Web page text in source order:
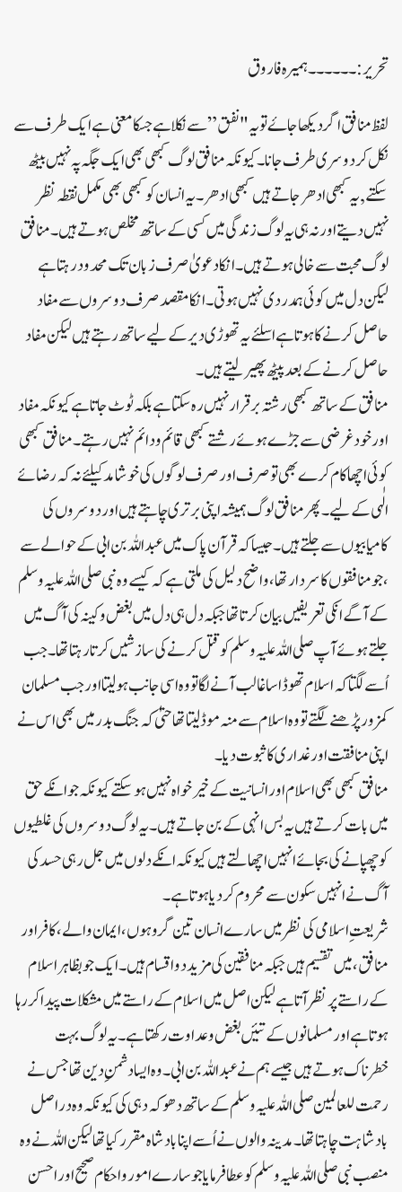
تحریر:۔۔۔۔۔۔ ہمیرہ فاروق
لفظ منافق اگر دیکھا جاۓ تو یہ "نفق ” سے نکلا ہے جسکا معنی ہے ایک طرف سے
نکل کر دوسری طرف جانا ۔ کیونکہ منافق لوگ کبھی بھی ایک جگہ پہ نہیں بیٹھ
سکتے ,یہ کبھی ادھر جاتے ہیں کبھی ادھر ۔ یہ انسان کو کبھی بھی مکمل نقطہ نظر
نہیں دیتے اور نہ ہی یہ لوگ زندگی میں کسی کے ساتھ مخلص ہوتے ہیں ۔منافق
لوگ محبت سے خالی ہوتے ہیں ۔ انکا دعویٰ صرف زبان تک محدود رہتا ہے
لیکن دل میں کوئی ہمدردی نہیں ہوتی ۔ انکا مقصد صرف دوسروں سے مفاد
حاصل کرنے کا ہوتا ہے اسلئے یہ تھوڑی دیر کے لیے ساتھ رہتے ہیں لیکن مفاد
حاصل کرنے کے بعد پیٹھ پھیر لیتے ہیں ۔
منافق کے ساتھ کبھی رشتہ برقرار نہیں رہ سکتا ہے بلکہ ٹوٹ جاتا ہے کیونکہ مفاد
اور خودغرضی سے جڑے ہوئے رشتے کبھی قائم و دائم نہیں رہتے۔ منافق کبھی
کوئی اچھا کام کرے بھی تو صرف اور صرف لوگوں کی خوشامد کیلئے نہ کہ رضائے
الٰہی کے لیے ۔پھر منافق لوگ ہمیشہ اپنی برتری چاہتے ہیں اور دوسروں کی
کامیابیوں سے جلتے ہیں ۔جیسا کہ قرآن پاک میں عبداللہ بن ابی کے حوالے سے
،جو منافقوں کا سردار تھا، واضح دلیل کی ملتی ہے کہ کیسے وہ نبی صلی اللہ علیہ وسلم
کے آگے انکی تعریفیں بیان کرتا تھا جبکہ دل ہی دل میں بغض و کینہ کی آگ میں
جلتے ہوئے آپ صلی اللہ علیہ وسلم کو قتل کرنے کی سازشیں کرتا رہتا تھا ۔ جب
اُسے لگتا کہ اسلام تھوڈا سا غالب آنے لگا تو وہ اسی جانب ہولیتا اور جب مسلمان
کمزور پڑھنے لگتے تو وہ اسلام سے منہ موڈ لیتا تھا حتیٰ کہ جنگ بدر میں بھی اس نے
اپنی منافقت اور غداری کا ثبوت دیا ۔
منافق کبھی بھی اسلام اور انسانیت کے خیرخواہ نہیں ہوسکتے کیونکہ جو انکے حق
میں بات کرتے ہیں یہ بس انہی کے بن جاتے ہیں ۔ یہ لوگ دوسروں کی غلطیوں
کو چھپانے کی بجائے انہیں اچھالتے ہیں کیونکہ انکے دلوں میں جل رہی حسد کی
آگ نے انہیں سکون سے محروم کر دیا ہوتا ہے۔
شریعتِ اسلامی کی نظر میں سارے انسان تین گروہوں،ایمان والے،کافر اور
منافق،میں تقسیم ہیں جبکہ منافقین کی مزید دو اقسام ہیں۔ایک جو بظاہر اسلام
کے راستے پر نظر آتا ہے لیکن اصل میں اسلام کے راستے میں مشکلات پیدا کر رہا
ہوتا ہے ا ور مسلمانوں کے تئیں بغض و عداوت رکھتا ہے ۔ یہ لوگ بہت
خطرناک ہوتے ہیں جیسے ہم نے عبد اللہ بن ابی۔وہ ایسا دشمنِ دین تھا جس نے
رحمت للعالمین صلی اللہ علیہ وسلم کے ساتھ دھوکہ دہی کی کیونکہ وہ دراصل
بادشاہت چاہتا تھا۔ مدینہ والوں نے اُسے اپنا بادشاہ مقرر کیا تھا لیکن اللہ نے وہ
منصب نبی صلی اللہ علیہ وسلم کو عطا فرمایا جو سارے امور و احکام صحیح اور احسن